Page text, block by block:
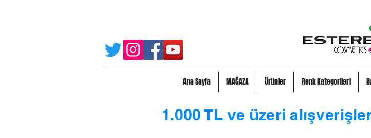
Ana Sayfa MAĞAZA Ürünler Renk Kategorileri
1.000 TL ve üzeri